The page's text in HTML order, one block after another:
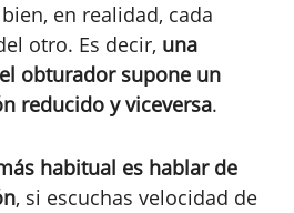
en realidad, cada
otro. Es decir, una
obturador supone un
reducido y viceversa.
habitual es hablar de
, si escuchas velocidad de